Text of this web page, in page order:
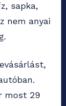
sapka,
nem anyai
most 29